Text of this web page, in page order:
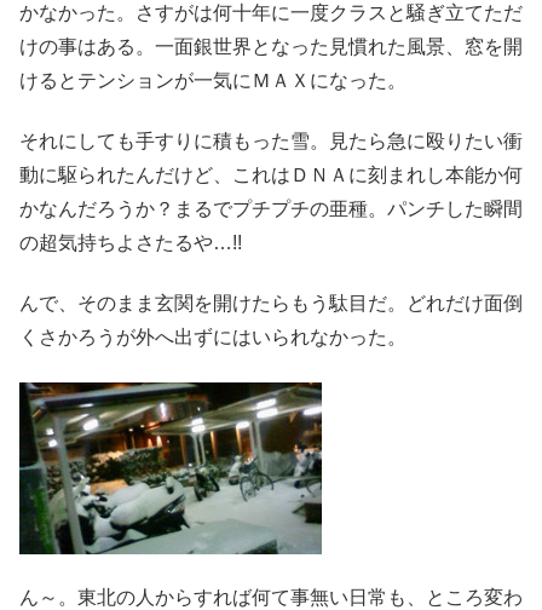
かなかった。さすがは何十年に一度クラスと騒ぎ立てただ
けの事はある。一面銀世界となった見慣れた風景、窓を開
けるとテンションが一気にＭＡＸになった。
それにしても手すりに積もった雪。見たら急に殴りたい衝
動に駆られたんだけど、これはＤＮＡに刻まれし本能か何
かなんだろうか？まるでプチプチの亜種。パンチした瞬間
の超気持ちよさたるや…!!
んで、そのまま玄関を開けたらもう駄目だ。どれだけ面倒
くさかろうが外へ出ずにはいられなかった。
ん～。東北の人からすれば何て事無い日常も、ところ変わ